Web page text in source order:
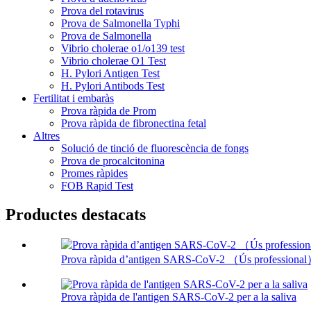
Prova del rotavirus
Prova de Salmonella Typhi
Prova de Salmonella
Vibrio cholerae o1/o139 test
Vibrio cholerae O1 Test
H. Pylori Antigen Test
H. Pylori Antibods Test
Fertilitat i embaràs
Prova ràpida de Prom
Prova ràpida de fibronectina fetal
Altres
Solució de tinció de fluorescència de fongs
Prova de procalcitonina
Promes ràpides
FOB Rapid Test
Productes destacats
Prova ràpida d’antigen SARS-CoV-2 （Ús professional
Prova ràpida de l'antigen SARS-CoV-2 per a la saliva